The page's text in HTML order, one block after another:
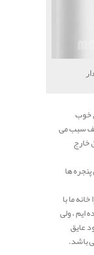
خوب
سبب می
خارج
ها
ما با
ایم ، ولی
عایق
باشد.